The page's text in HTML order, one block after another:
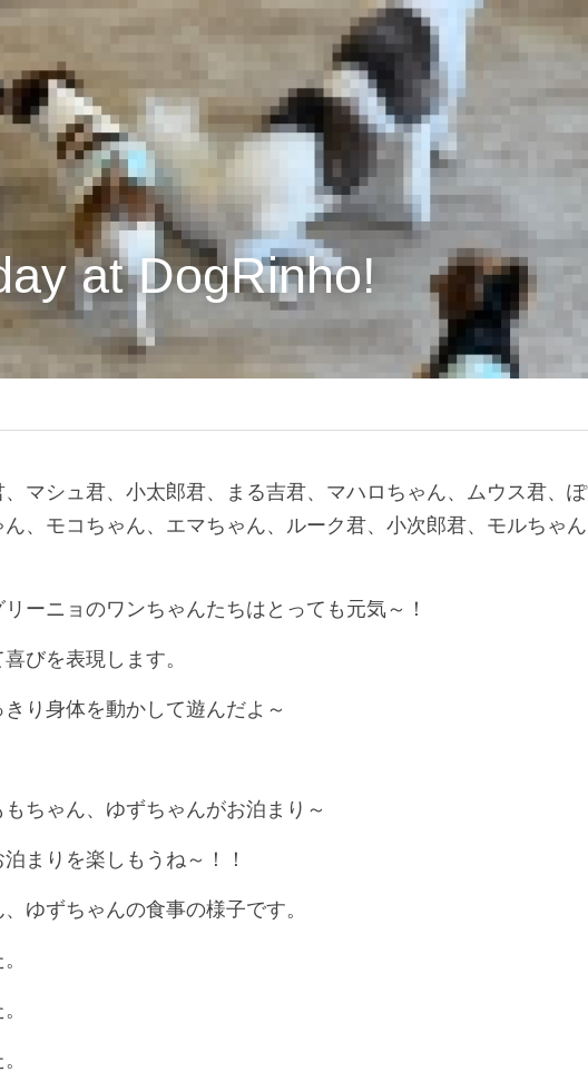
at DogRinho!
マシュ君、小太郎君、まる吉君、マハロちゃん、ムウス君、ぽ
、モコちゃん、エマちゃん、ルーク君、小次郎君、モルちゃん
ーニョのワンちゃんたちはとっても元気～！
びを表現します。
り身体を動かして遊んだよ～
ちゃん、ゆずちゃんがお泊まり～
まりを楽しもうね～！！
ゆずちゃんの食事の様子です。